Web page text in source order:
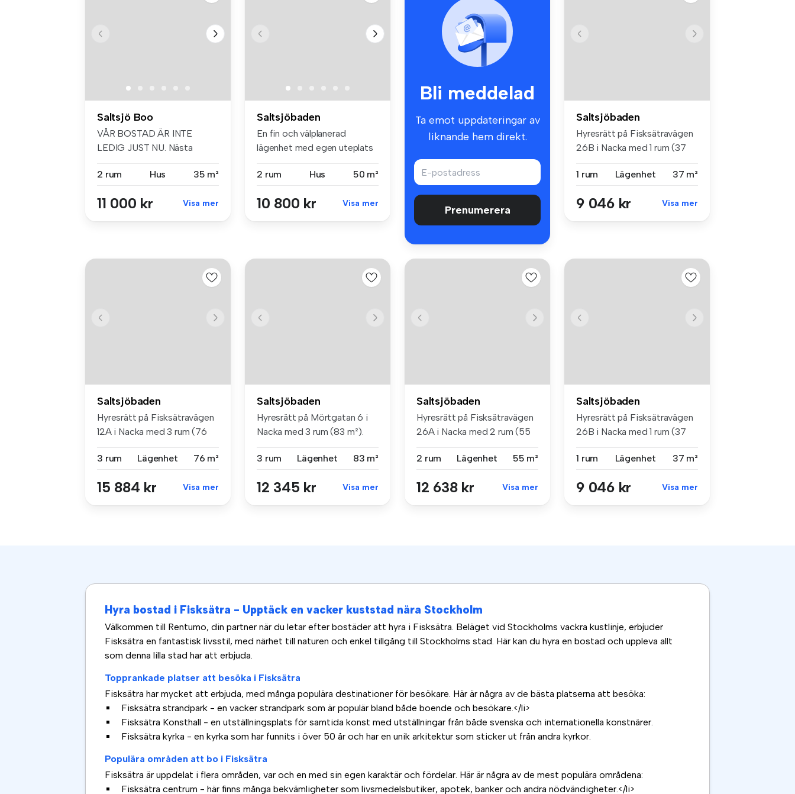
Saltsjö Boo
VÅR BOSTAD ÄR INTE
LEDIG JUST NU. Nästa
2 rum
Hus 35 m²
11 000 kr Visa mer
Saltsjöbaden
En fin och välplanerad
lägenhet med egen uteplats
2 rum
Hus 50 m²
10 800 kr Visa mer
Bli meddelad
Ta emot uppdateringar av
liknande hem direkt.
Prenumerera
Saltsjöbaden
Hyresrätt på Fisksätravägen
26B i Nacka med 1 rum (37
1 rum
Lägenhet 37 m²
9 046 kr Visa mer
Saltsjöbaden
Hyresrätt på Fisksätravägen
12A i Nacka med 3 rum (76
3 rum
Lägenhet 76 m²
15 884 kr Visa mer
Saltsjöbaden
Hyresrätt på Mörtgatan 6 i
Nacka med 3 rum (83 m²).
3 rum
Lägenhet 83 m²
12 345 kr Visa mer
Saltsjöbaden
Hyresrätt på Fisksätravägen
26A i Nacka med 2 rum (55
2 rum
Lägenhet 55 m²
12 638 kr Visa mer
Saltsjöbaden
Hyresrätt på Fisksätravägen
26B i Nacka med 1 rum (37
1 rum
Lägenhet 37 m²
9 046 kr Visa mer
Hyra bostad i Fisksätra - Upptäck en vacker kuststad nära Stockholm
Välkommen till Rentumo, din partner när du letar efter bostäder att hyra i Fisksätra. Beläget vid Stockholms vackra kustlinje, erbjuder
Fisksätra en fantastisk livsstil, med närhet till naturen och enkel tillgång till Stockholms stad. Här kan du hyra en bostad och uppleva allt
som denna lilla stad har att erbjuda.
Topprankade platser att besöka i Fisksätra
Fisksätra har mycket att erbjuda, med många populära destinationer för besökare. Här är några av de bästa platserna att besöka:
Fisksätra strandpark - en vacker strandpark som är populär bland både boende och besökare.</li>
Fisksätra Konsthall - en utställningsplats för samtida konst med utställningar från både svenska och internationella konstnärer.
Fisksätra kyrka - en kyrka som har funnits i över 50 år och har en unik arkitektur som sticker ut från andra kyrkor.
Populära områden att bo i Fisksätra
Fisksätra är uppdelat i flera områden, var och en med sin egen karaktär och fördelar. Här är några av de mest populära områdena:
Fisksätra centrum - här finns många bekvämligheter som livsmedelsbutiker, apotek, banker och andra nödvändigheter.</li>